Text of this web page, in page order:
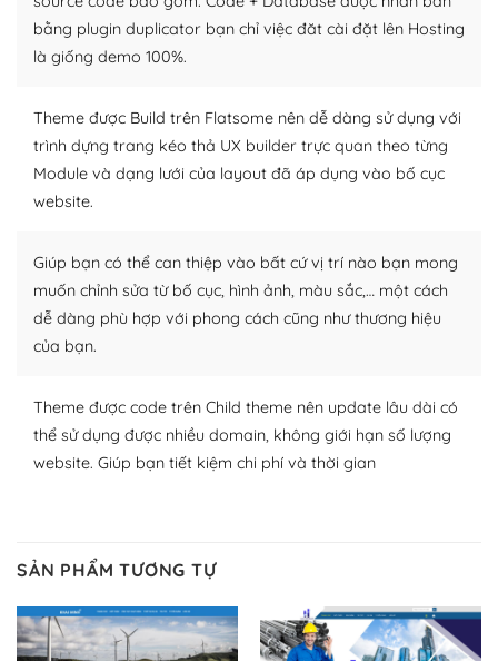
kiếm những cộng đồng WordPress, họ sẽ giúp bạn trả
lời, giải đáp vấn đề của bạn.
– Đa dạng plugin và themes
Plugin mở rộng là thành phần cài đặt thêm vào
WordPress để tăng thêm các tính năng cần thiết. Có
Nhờ lượng người dùng đông đảo, thư viện themes và
plugin của WordPress rất phong phú. Bạn có thể thỏa
thích chọn lựa plugin và themes phù hợp cho mục đích
WordPress đa dạng plugin và themes
– Dễ sử dụng
toàn bộ web.
Và bạn có toàn quyền tự do khi quyết định nơi lưu trữ
trang web WordPress của bạn.
bằng plugin duplicator bạn chỉ việc đăt cài đặt lên Hosting
là giống demo 100%.
Theme được Build trên Flatsome nên dễ dàng sử dụng với
trình dựng trang kéo thả UX builder trực quan theo từng
Module và dạng lưới của layout đã áp dụng vào bố cục
website.
Giúp bạn có thể can thiệp vào bất cứ vị trí nào bạn mong
muốn chỉnh sửa từ bố cục, hình ảnh, màu sắc,… một cách
dễ dàng phù hợp với phong cách cũng như thương hiệu
của bạn.
Theme được code trên Child theme nên update lâu dài có
thể sử dụng được nhiều domain, không giới hạn số lượng
website. Giúp bạn tiết kiệm chi phí và thời gian
SẢN PHẨM TƯƠNG TỰ